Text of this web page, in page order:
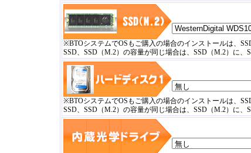
※BTOシステムでOSもご購入の場合のインストールは、
SSD、SSD（M.2）の容量が同じ場合は、SSD（M.2）に、
※BTOシステムでOSもご購入の場合のインストールは、
SSD、SSD（M.2）の容量が同じ場合は、SSD（M.2）に、